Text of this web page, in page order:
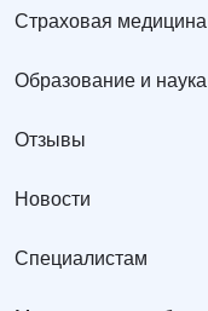
Страховая медицина
Образование и наука
Отзывы
Новости
Специалистам